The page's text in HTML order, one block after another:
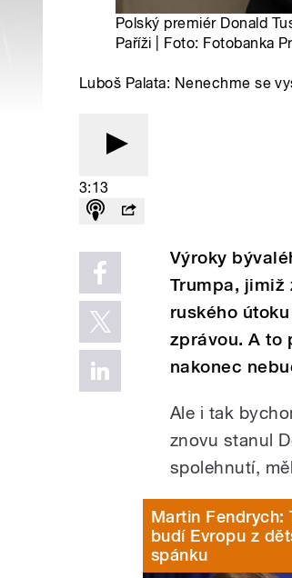
Polský premiér Donald
Paříži | Foto: Fotobanka
Luboš Palata: Nenechme se
3:13
Výroky
Trumpa, jimiž
ruského
zprávou. A to
nakonec
Ale i tak
znovu stanul
spolehnutí,
Martin Fendrych:
budí Evropu z
spánku